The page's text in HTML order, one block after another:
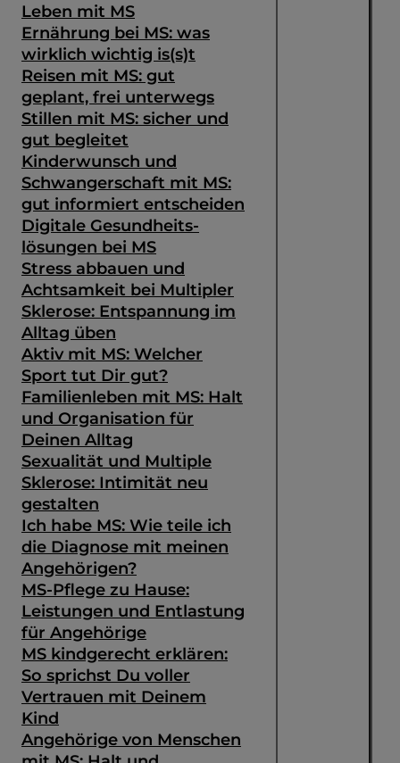
Leben mit MS
Ernährung bei MS: was
wirklich wichtig is(s)t
Reisen mit MS: gut
geplant, frei unterwegs
Stillen mit MS: sicher und
gut begleitet
Kinderwunsch und
Schwangerschaft mit MS:
gut informiert entscheiden
Digitale Gesundheits­
lösungen bei MS
Stress abbauen und
Achtsamkeit bei Multipler
Sklerose: Entspannung im
Alltag üben
Aktiv mit MS: Welcher
Sport tut Dir gut?
Familienleben mit MS: Halt
und Organisation für
Deinen Alltag
Sexualität und Multiple
Sklerose: Intimität neu
gestalten
Ich habe MS: Wie teile ich
die Diagnose mit meinen
Angehörigen?
MS-Pflege zu Hause:
Leistungen und Entlastung
für Angehörige
MS kindgerecht erklären:
So sprichst Du voller
Vertrauen mit Deinem
Kind
Angehörige von Menschen